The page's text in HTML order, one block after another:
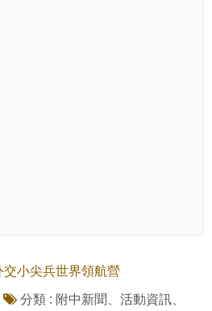
交小尖兵世界領航營
分類 : 附中新聞、活動資訊、